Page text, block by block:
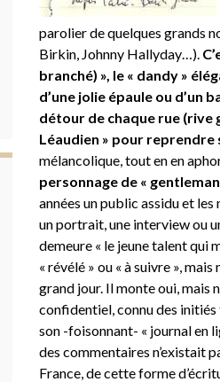
parolier de quelques grands
Birkin, Johnny Hallyday…).
branché) », le « dandy »
d’une jolie épaule ou d’un
détour de chaque rue (rive
Léaudien » pour reprendre
mélancolique, tout en en
personnage de «
années un public assidu et
un portrait, une interview ou
demeure « le jeune talent qui
« révélé » ou « à suivre »,
grand jour. Il monte oui, mais
confidentiel, connu des
son -foisonnant- « journal en
des commentaires n’existait
France, de cette forme